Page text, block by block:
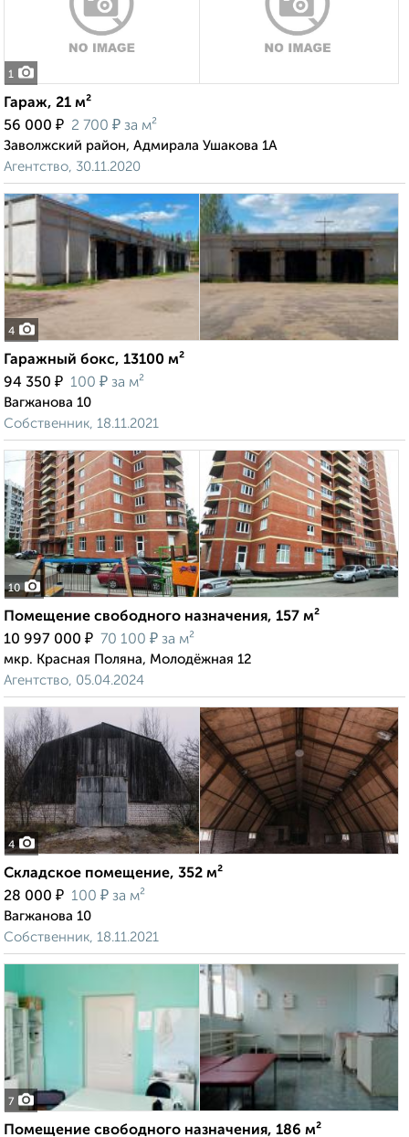
1
Гараж, 21 м²
56 000 ₽ 2 700 ₽ за м²
Заволжский район, Адмирала Ушакова 1А
Агентство, 30.11.2020
4
Гаражный бокс, 13100 м²
94 350 ₽ 100 ₽ за м²
Вагжанова 10
Собственник, 18.11.2021
10
Помещение свободного назначения, 157 м²
10 997 000 ₽ 70 100 ₽ за м²
мкр. Красная Поляна, Молодёжная 12
Агентство, 05.04.2024
4
Складское помещение, 352 м²
28 000 ₽ 100 ₽ за м²
Вагжанова 10
Собственник, 18.11.2021
7
Помещение свободного назначения, 186 м²